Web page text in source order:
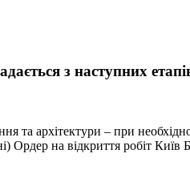
з наступних
та архітектури – при
Ордер на відкриття робіт Київ